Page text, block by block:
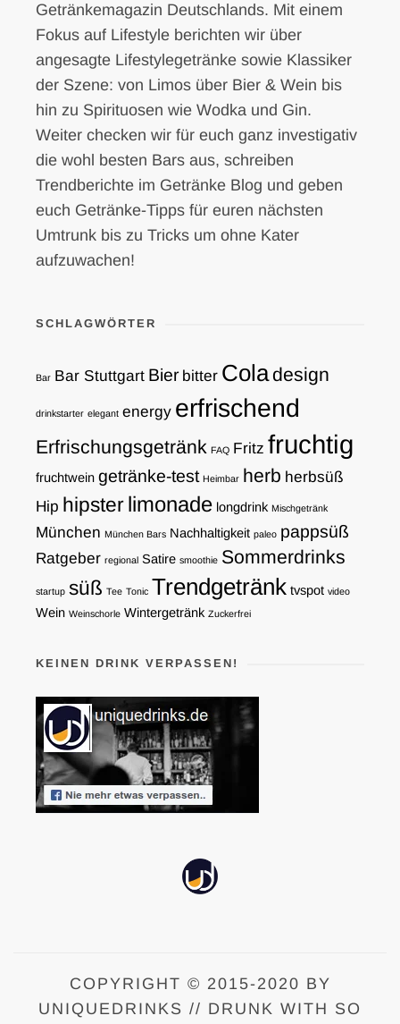
Getränkemagazin Deutschlands. Mit einem
Fokus auf Lifestyle berichten wir über
angesagte Lifestylegetränke sowie Klassiker
der Szene: von Limos über Bier & Wein bis
hin zu Spirituosen wie Wodka und Gin.
Weiter checken wir für euch ganz investigativ
die wohl besten Bars aus, schreiben
Trendberichte im Getränke Blog und geben
euch Getränke-Tipps für euren nächsten
Umtrunk bis zu Tricks um ohne Kater
aufzuwachen!
SCHLAGWÖRTER
Bar Bar Stuttgart Bier bitter Coladesign
drinkstarter elegant energy erfrischend
Erfrischungsgetränk FAQ Fritz fruchtig
fruchtwein getränke-test Heimbar herb herbsüß
Hip hipsterlimonade longdrink Mischgetränk
München München Bars Nachhaltigkeit paleo pappsüß
Ratgeber regional Satire smoothie Sommerdrinks
startup süß Tee Tonic Trendgetränk tvspot video
Wein Weinschorle Wintergetränk Zuckerfrei
KEINEN DRINK VERPASSEN!
COPYRIGHT © 2015-2020 BY
UNIQUEDRINKS // DRUNK WITH SO